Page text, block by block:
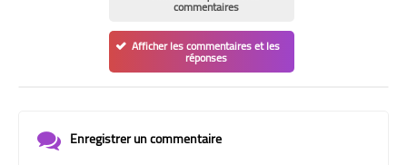
commentaires
Afficher les commentaires et les
réponses
Enregistrer un commentaire